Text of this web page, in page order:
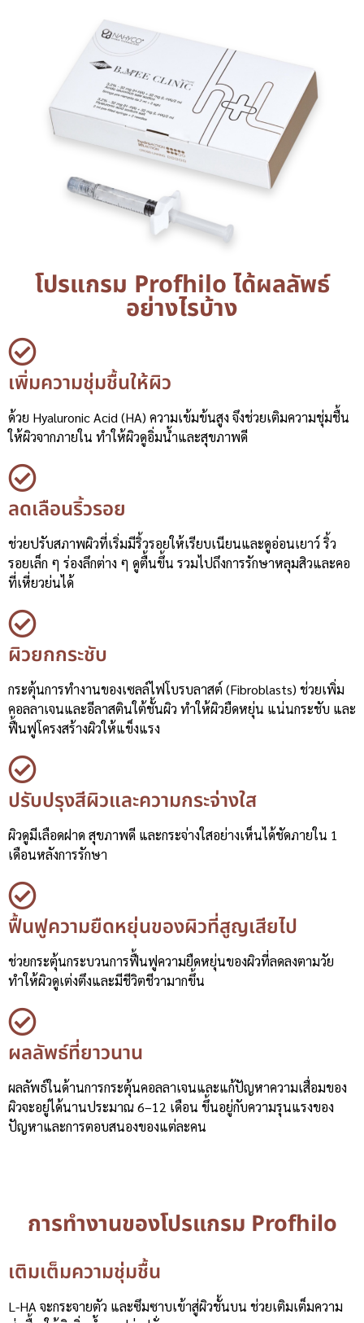
โปรแกรม Profhilo ได้ผลลัพธ์
อย่างไรบ้าง
เพิ่มความชุ่มชื้นให้ผิว
ด้วย Hyaluronic Acid (HA) ความเข้มข้นสูง จึงช่วยเติมความชุ่มชื้น
ให้ผิวจากภายใน ทำให้ผิวดูอิ่มน้ำและสุขภาพดี
ลดเลือนริ้วรอย
ช่วยปรับสภาพผิวที่เริ่มมีริ้วรอยให้เรียบเนียนและดูอ่อนเยาว์ ริ้ว
รอยเล็ก ๆ ร่องลึกต่าง ๆ ดูตื้นขึ้น รวมไปถึงการรักษาหลุมสิวและคอ
ที่เหี่ยวย่นได้
ผิวยกกระชับ
กระตุ้นการทำงานของเซลล์ไฟโบรบลาสต์ (Fibroblasts) ช่วยเพิ่ม
คอลลาเจนและอีลาสตินใต้ชั้นผิว ทำให้ผิวยืดหยุ่น แน่นกระชับ และ
ฟื้นฟูโครงสร้างผิวให้แข็งแรง
ปรับปรุงสีผิวและความกระจ่างใส
ผิวดูมีเลือดฝาด สุขภาพดี และกระจ่างใสอย่างเห็นได้ชัดภายใน 1
เดือนหลังการรักษา
ฟื้นฟูความยืดหยุ่นของผิวที่สูญเสียไป
ช่วยกระตุ้นกระบวนการฟื้นฟูความยืดหยุ่นของผิวที่ลดลงตามวัย
ทำให้ผิวดูเต่งตึงและมีชีวิตชีวามากขึ้น
ผลลัพธ์ที่ยาวนาน
ผลลัพธ์ในด้านการกระตุ้นคอลลาเจนและแก้ปัญหาความเสื่อมของ
ผิวจะอยู่ได้นานประมาณ 6–12 เดือน ขึ้นอยู่กับความรุนแรงของ
ปัญหาและการตอบสนองของแต่ละคน
การทำงานของโปรแกรม Profhilo
เติมเต็มความชุ่มชื้น
L-HA จะกระจายตัว และซึมซาบเข้าสู่ผิวชั้นบน ช่วยเติมเต็มความ